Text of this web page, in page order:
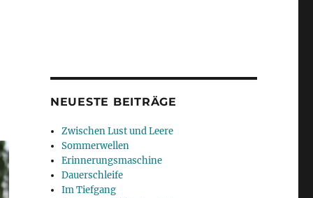
NEUESTE BEITRÄGE
Zwischen Lust und Leere
Sommerwellen
Erinnerungsmaschine
Dauerschleife
Im Tiefgang